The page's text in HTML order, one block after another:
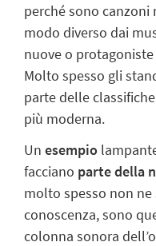
perché sono
modo diverso dai
nuove o
Molto spesso gli
parte delle
più moderna.
Un esempio
facciano parte della
molto spesso non
conoscenza, sono
colonna sonora